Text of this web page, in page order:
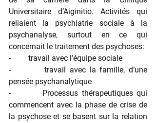
Universitaire d’Aiginitio. Activités qui
reliaient la psychiatrie sociale à la
psychanalyse, surtout en ce qui
concernait le traitement des psychoses:
-         travail avec l’équipe sociale
-         travail avec la famille, d’une
pensée psychanalytique
-         Processus thérapeutiques qui
commencent avec la phase de crise de
la psychose et se basent sur la relation